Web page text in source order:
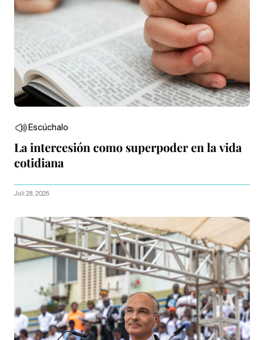
Escúchalo
La intercesión como superpoder en la vida
cotidiana
Juli 28, 2026